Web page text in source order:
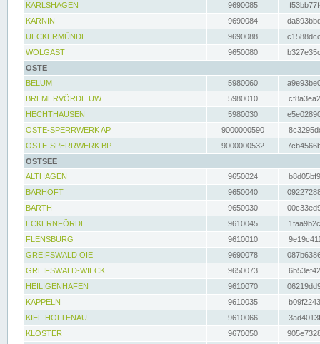
KARLSHAGEN
9690085
KARNIN
9690084
UECKERMÜNDE
9690088
WOLGAST
9650080
OSTE
BELUM
5980060
BREMERVÖRDE UW
5980010
HECHTHAUSEN
5980030
OSTE-SPERRWERK AP
9000000590
OSTE-SPERRWERK BP
9000000532
OSTSEE
ALTHAGEN
9650024
BARHÖFT
9650040
BARTH
9650030
ECKERNFÖRDE
9610045
FLENSBURG
9610010
GREIFSWALD OIE
9690078
GREIFSWALD-WIECK
9650073
HEILIGENHAFEN
9610070
KAPPELN
9610035
KIEL-HOLTENAU
9610066
KLOSTER
9670050